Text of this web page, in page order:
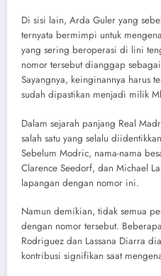
Di sisi lain, Arda Guler yang
ternyata bermimpi untuk
yang sering beroperasi di lini
nomor tersebut dianggap
Sayangnya, keinginannya harus
sudah dipastikan menjadi milik
Dalam sejarah panjang Real
salah satu yang selalu
Sebelum Modric, nama-nama
Clarence Seedorf, dan Michael
lapangan dengan nomor ini.
Namun demikian, tidak semua
dengan nomor tersebut.
Rodriguez dan Lassana Diarra
kontribusi signifikan saat